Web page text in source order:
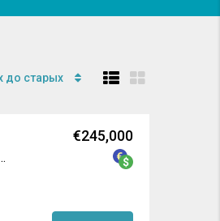
до старых
в 350 метрах от пляжа
€245,000